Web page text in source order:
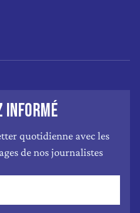
INFORMÉ
quotidienne avec les
de nos journalistes